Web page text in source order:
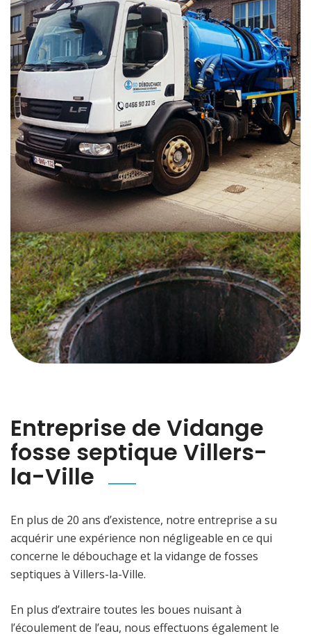
Entreprise de Vidange
fosse septique Villers-
la-Ville
En plus de 20 ans d’existence, notre entreprise a su
acquérir une expérience non négligeable en ce qui
concerne le débouchage et la vidange de fosses
septiques à Villers-la-Ville.
En plus d’extraire toutes les boues nuisant à
l’écoulement de l’eau, nous effectuons également le